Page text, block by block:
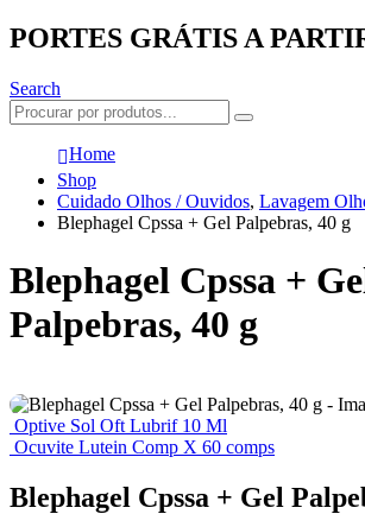
PORTES GRÁTIS A
Search
Home
Shop
Cuidado Olhos / Ouvidos, Lavagem
Blephagel Cpssa + Gel Palpebras, 40 g
Blephagel Cpssa +
Palpebras, 40 g
Optive Sol Oft Lubrif 10 Ml
Ocuvite Lutein Comp X 60 comps
Blephagel Cpssa + Gel